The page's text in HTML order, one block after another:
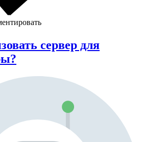
сервер для